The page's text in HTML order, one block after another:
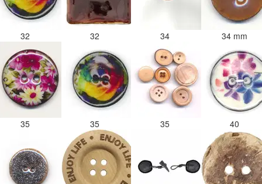
32 32 34 34 mm
35 35 35 40